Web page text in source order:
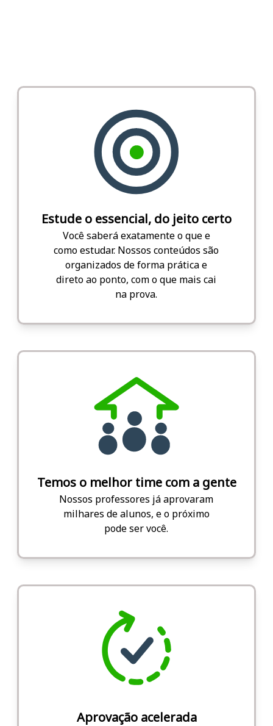
Estude o essencial, do jeito certo
Você saberá exatamente o que e
como estudar. Nossos conteúdos são
organizados de forma prática e
direto ao ponto, com o que mais cai
na prova.
Temos o melhor time com a gente
Nossos professores já aprovaram
milhares de alunos, e o próximo
pode ser você.
Aprovação acelerada